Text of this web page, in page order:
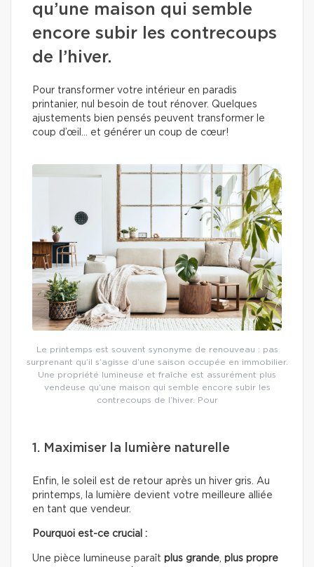
qu’une maison qui semble
encore subir les contrecoups
de l’hiver.
Pour transformer votre intérieur en paradis
printanier, nul besoin de tout rénover. Quelques
ajustements bien pensés peuvent transformer le
coup d’œil… et générer un coup de cœur!
Le printemps est souvent synonyme de renouveau : pas
surprenant qu’il s’agisse d’une saison occupée en immobilier.
Une propriété lumineuse et fraîche est assurément plus
vendeuse qu’une maison qui semble encore subir les
contrecoups de l’hiver. Pour
1. Maximiser la lumière naturelle
Enfin, le soleil est de retour après un hiver gris. Au
printemps, la lumière devient votre meilleure alliée
en tant que vendeur.
Pourquoi est-ce crucial :
Une pièce lumineuse paraît plus grande, plus propre